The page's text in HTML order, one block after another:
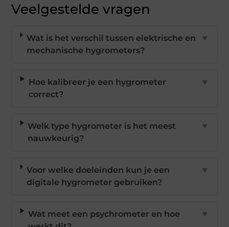
Veelgestelde vragen
Wat is het verschil tussen elektrische en
mechanische hygrometers?
▼
Hoe kalibreer je een hygrometer
correct?
▼
Welk type hygrometer is het meest
nauwkeurig?
▼
Voor welke doeleinden kun je een
digitale hygrometer gebruiken?
▼
Wat meet een psychrometer en hoe
▼